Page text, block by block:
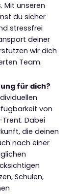
Mit unseren
du sicher
stressfrei
deiner
wir dich
Team.
für dich?
von
Dabei
die deinen
nach einer
Schulen,